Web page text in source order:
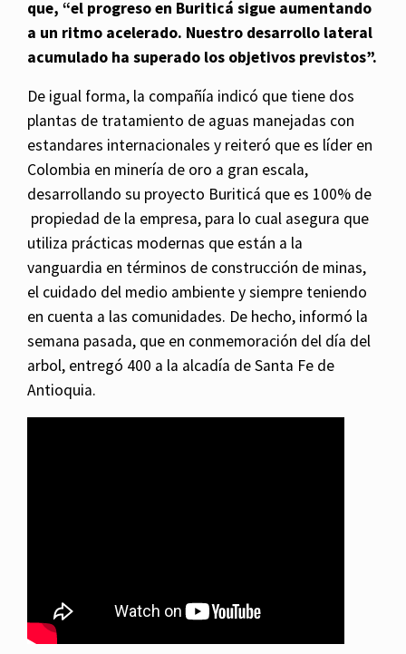
que, “el progreso en Buriticá sigue aumentando
a un ritmo acelerado. Nuestro desarrollo lateral
acumulado ha superado los objetivos previstos”.
De igual forma, la compañía indicó que tiene dos
plantas de tratamiento de aguas manejadas con
estandares internacionales y reiteró que es líder en
Colombia en minería de oro a gran escala,
desarrollando su proyecto Buriticá que es 100% de
propiedad de la empresa, para lo cual asegura que
utiliza prácticas modernas que están a la
vanguardia en términos de construcción de minas,
el cuidado del medio ambiente y siempre teniendo
en cuenta a las comunidades. De hecho, informó la
semana pasada, que en conmemoración del día del
arbol, entregó 400 a la alcadía de Santa Fe de
Antioquia.